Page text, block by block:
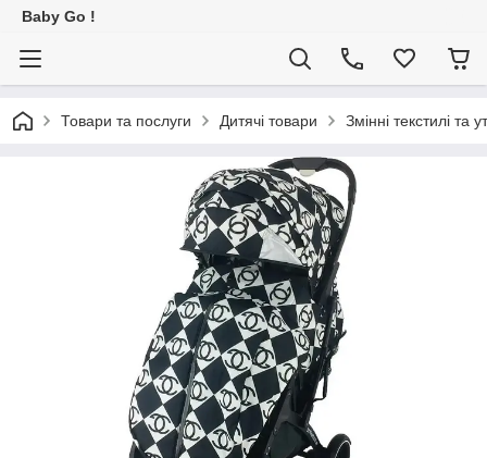
Baby Go !
Товари та послуги Дитячі товари Змінні текстилі та